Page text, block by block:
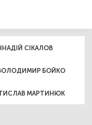
СІКАЛОВ
БОЙКО
МАРТИНЮК